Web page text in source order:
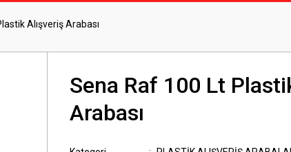
Alışveriş Arabası
Sena Raf 100 Lt
Arabası